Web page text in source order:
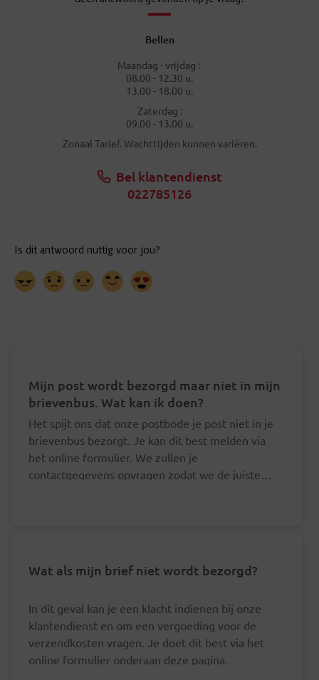
Bellen
Maandag - vrijdag :
08.00 - 12.30 u.
13.00 - 18.00 u.
Zaterdag :
09.00 - 13.00 u.
Zonaal Tarief. Wachttijden kunnen variëren.
Bel klantendienst
022785126
Mijn post wordt bezorgd maar niet in mijn
brievenbus. Wat kan ik doen?
Het spijt ons dat onze postbode je post niet in je
brievenbus bezorgt. Je kan dit best melden via
het online formulier. We zullen je
contactgegevens opvragen zodat we de juiste
Wat als mijn brief niet wordt bezorgd?
In dit geval kan je een klacht indienen bij onze
klantendienst en om een vergoeding voor de
verzendkosten vragen. Je doet dit best via het
online formulier onderaan deze pagina.